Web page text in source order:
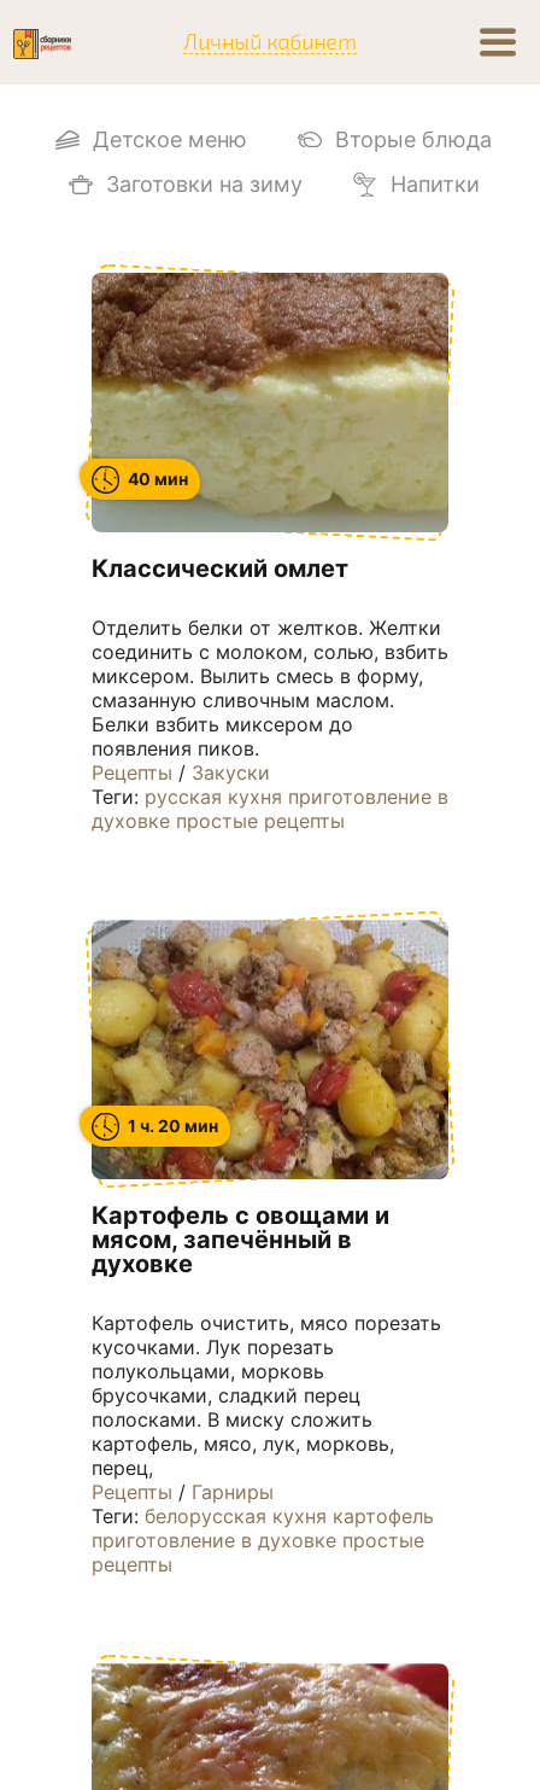
Личный кабинет
Детское меню
Вторые блюда
Заготовки на зиму
Напитки
40 мин
Классический омлет
Отделить белки от желтков. Желтки
соединить с молоком, солью, взбить
миксером. Вылить смесь в форму,
смазанную сливочным маслом.
Белки взбить миксером до
появления пиков.
Рецепты / Закуски
Теги: русская кухня приготовление в
духовке простые рецепты
1 ч. 20 мин
Картофель с овощами и
мясом, запечённый в
духовке
Картофель очистить, мясо порезать
кусочками. Лук порезать
полукольцами, морковь
брусочками, сладкий перец
полосками. В миску сложить
картофель, мясо, лук, морковь,
перец,
Рецепты / Гарниры
Теги: белорусская кухня картофель
приготовление в духовке простые
рецепты